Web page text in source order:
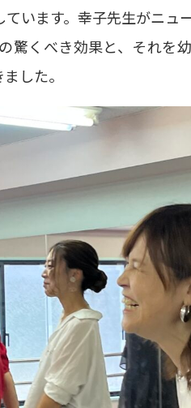
います。幸子先生がニュ
驚くべき効果と、それを
した。